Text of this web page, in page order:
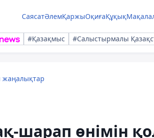
СаясатӘлемҚаржыОқиғаҚұқық
#Қазақмыс #Салыстырмалы
жаңалықтар
шарап өнімін